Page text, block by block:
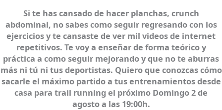
Si te has cansado de hacer planchas, crunch
abdominal, no sabes como seguir regresando con los
ejercicios y te cansaste de ver mil videos de internet
repetitivos. Te voy a enseñar de forma teórico y
práctica a como seguir mejorando y que no te aburras
más ni tú ni tus deportistas. Quiero que conozcas cómo
sacarle el máximo partidoa tusentrenamientos desde
casa para trail running el próximo Domingo 2 de
agostoa las 19:00h.